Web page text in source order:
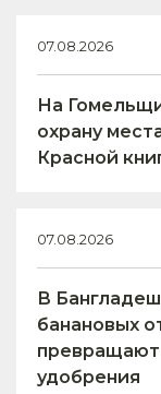
07.08.2026
На
охрану
Красной
07.08.2026
В
банановых
превращают
удобрения